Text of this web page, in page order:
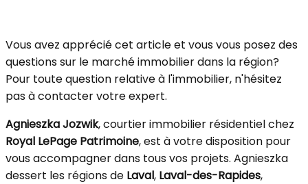
Vous avez apprécié cet article et vous vous posez des
questions sur le marché immobilier dans la région?
Pour toute question relative à l'immobilier, n'hésitez
pas à contacter votre expert.
Agnieszka Jozwik, courtier immobilier résidentiel chez
Royal LePage Patrimoine, est à votre disposition pour
vous accompagner dans tous vos projets. Agnieszka
dessert les régions de Laval, Laval-des-Rapides,